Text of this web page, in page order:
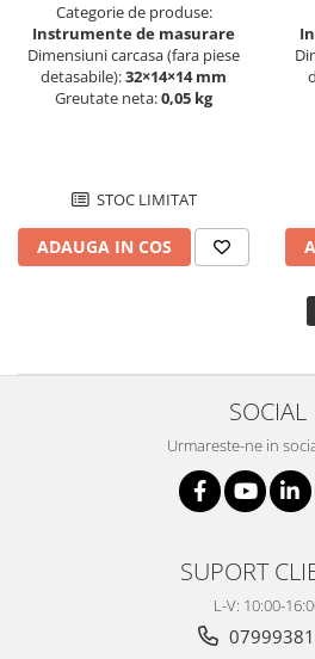
Categorie de produse:
Instrumente de masurare
Dimensiuni carcasa (fara piese
detasabile):32×14×14 mm
Greutate neta:0,05 kg
STOC LIMITAT
ADAUGA IN COS
SOCIAL
Urmareste-ne in
SUPORT
L-V: 10:00-